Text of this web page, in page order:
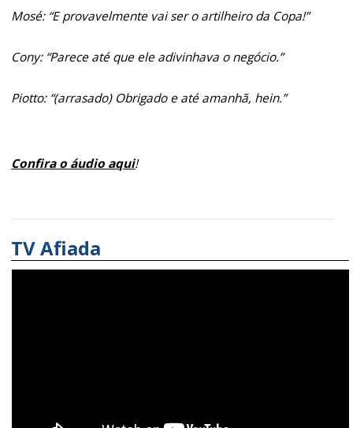
Mosé: “E provavelmente vai ser o artilheiro da Copa!”
Cony: “Parece até que ele adivinhava o negócio.”
Piotto: “(arrasado) Obrigado e até amanhã, hein.”
Confira o áudio aqui!
TV Afiada